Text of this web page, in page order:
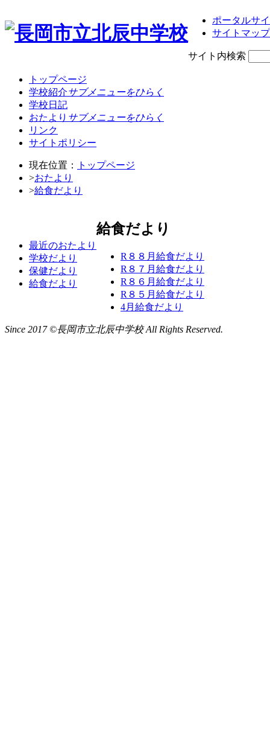
ポータルサ
サイトマップ
サイト内検索
トップページ
学校紹介サブメニューをひらく
学校日記
おたより サブメニューをひらく
リンク
サイトポリシー
現在位置：
トップページ
>おたより
>給食だより
最近のおたより
学校だより
保健だより
給食だより
給食だより
R８８月給食だより
R８７月給食だより
R８６月給食だより
R８５月給食だより
4月給食だより
Since 2017 ©長岡市立北辰中学校 All Rights Reserved.